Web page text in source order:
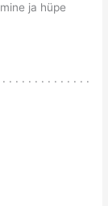
ja hüpe
. . . . . . . . . . . . .